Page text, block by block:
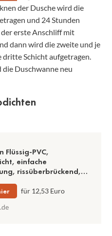
der Dusche wird die
und 24 Stunden
erste Anschliff mit
dann wird die zweite und je
dritte Schicht aufgetragen.
Duschwanne neu
Flüssig-PVC,
einfache
rissüberbrückend,
für 12,53 Euro